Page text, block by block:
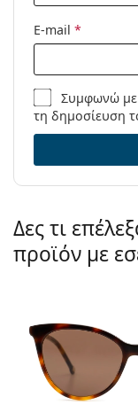
E-mail *
Συμφωνώ
τη δημοσίευση
Δες τι
προϊόν με